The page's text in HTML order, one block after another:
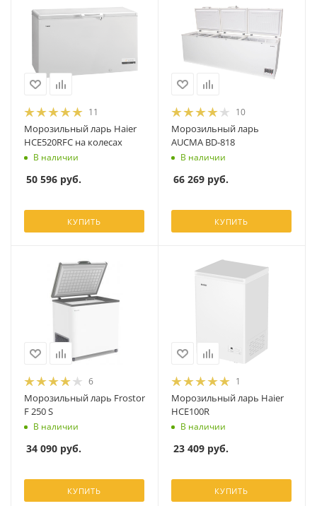
11
Морозильный ларь Haier
HCE520RFC на колесах
В наличии
50 596 руб.
КУПИТЬ
10
Морозильный ларь
AUCMA BD-818
В наличии
66 269 руб.
КУПИТЬ
6
Морозильный ларь Frostor
F 250 S
В наличии
34 090 руб.
КУПИТЬ
1
Морозильный ларь Haier
HCE100R
В наличии
23 409 руб.
КУПИТЬ